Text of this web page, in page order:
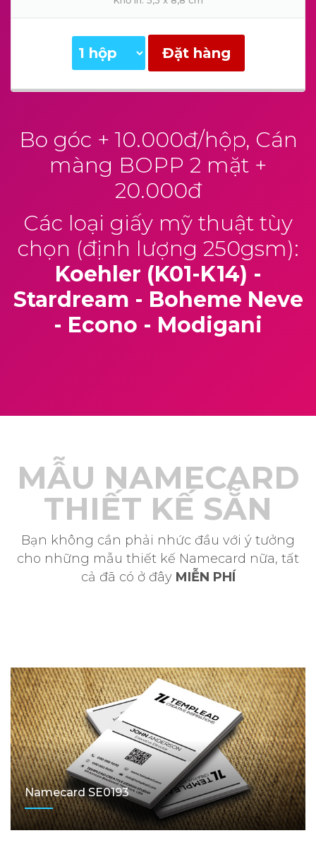
Đặt hàng
Bo góc + 10.000đ/hộp, Cán
màng BOPP 2 mặt +
20.000đ
Các loại giấy mỹ thuật tùy
chọn (định lượng 250gsm):
Koehler (K01-K14) -
Stardream - Boheme Neve
- Econo - Modigani
MẪU NAMECARD
THIẾT KẾ SẴN
Bạn không cần phải nhức đầu với ý tưởng
cho những mẫu thiết kế Namecard nữa, tất
cả đã có ở đây MIỄN PHÍ
Namecard SE0193